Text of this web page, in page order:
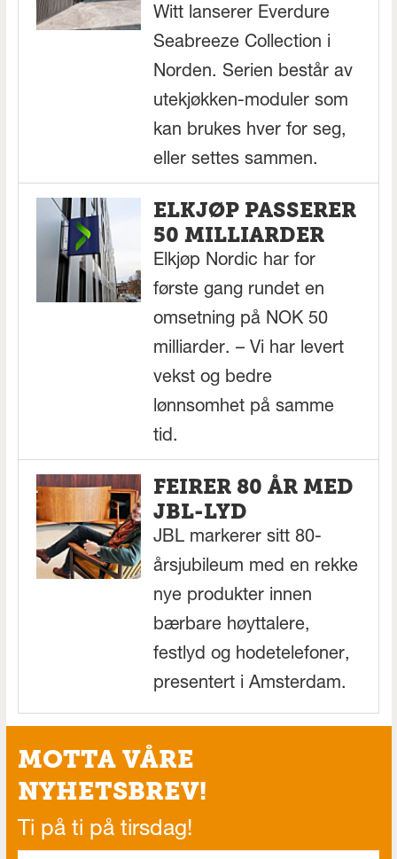
Witt lanserer Everdure
Seabreeze Collection i
Norden. Serien består av
utekjøkken-moduler som
kan brukes hver for seg,
eller settes sammen.
ELKJØP PASSERER
50 MILLIARDER
Elkjøp Nordic har for
første gang rundet en
omsetning på NOK 50
milliarder. – Vi har levert
vekst og bedre
lønnsomhet på samme
tid.
FEIRER 80 ÅR MED
JBL-LYD
JBL markerer sitt 80-
årsjubileum med en rekke
nye produkter innen
bærbare høyttalere,
festlyd og hodetelefoner,
presentert i Amsterdam.
MOTTA VÅRE
NYHETSBREV!
Ti på ti på tirsdag!